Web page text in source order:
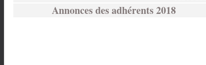
Annonces des adhérents 2018